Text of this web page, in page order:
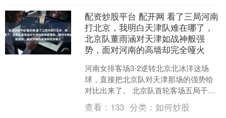
配资炒股平台 配开网 看了三局河南
打北京，我明白天津队难在哪了，
北京队董雨涵对天津如战神般强
势，面对河南的高墙却完全哑火
河南女排客场3-2逆转北京北冰洋这场
球，直接把北京队对天津那场的强势给
对比出来了。 北京队首轮客场五局干掉
天津，靠的就是董雨涵替补上场后突然
爆发，像开了挂一样，....
查看： 133 分类：如何炒股